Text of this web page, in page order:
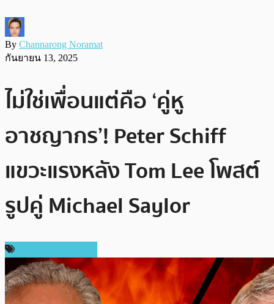
By Channarong Noramat
กันยายน 13, 2025
ไม่ใช่เพื่อนแต่คือ ‘คู่หู
อาชญากร’! Peter Schiff
แขวะแรงหลัง Tom Lee โพสต์
รูปคู่ Michael Saylor